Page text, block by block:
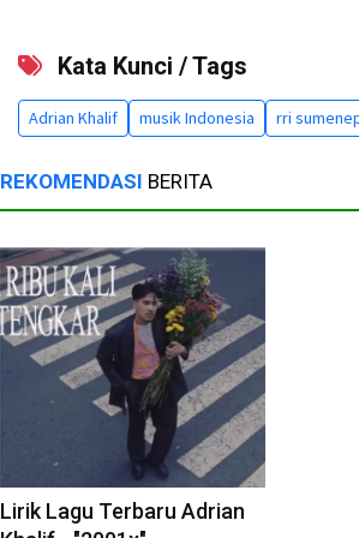
Kata Kunci / Tags
Adrian Khalif musik Indonesia rri
REKOMENDASI BERITA
Lirik Lagu Terbaru Adrian